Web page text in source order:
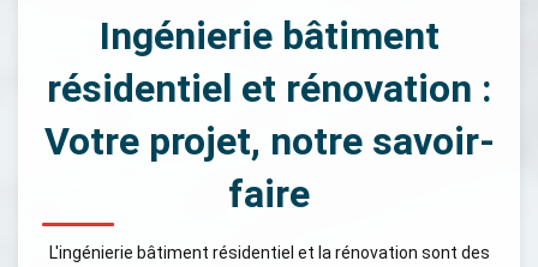
Ingénierie bâtiment
résidentiel et rénovation :
Votre projet, notre savoir-
faire
L'ingénierie bâtiment résidentiel et la rénovation sont des